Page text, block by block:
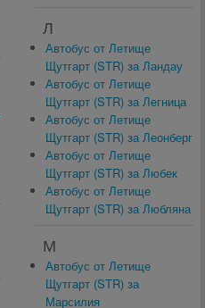
Л
Автобус от Летище
Щутгарт (STR) за Ландау
Автобус от Летище
Щутгарт (STR) за Легница
Автобус от Летище
Щутгарт (STR) за Леонберг
Автобус от Летище
Щутгарт (STR) за Любек
Автобус от Летище
Щутгарт (STR) за Любляна
М
Автобус от Летище
Щутгарт (STR) за
Марсилия